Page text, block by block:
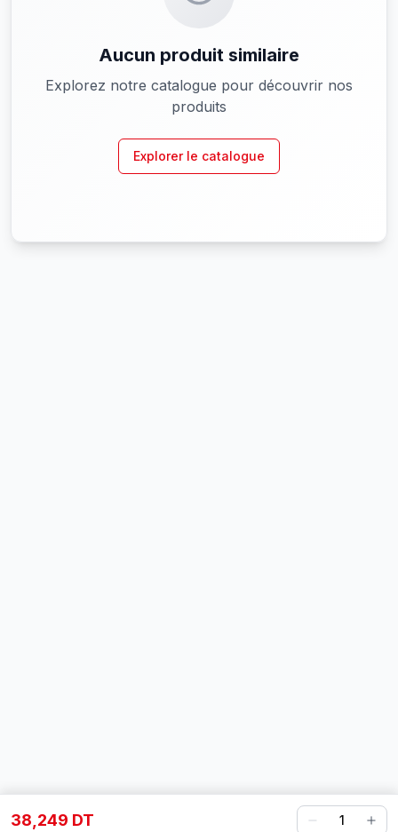
Aucun produit similaire
Explorez notre catalogue pour découvrir nos
produits
Explorer le catalogue
38,249 DT 1